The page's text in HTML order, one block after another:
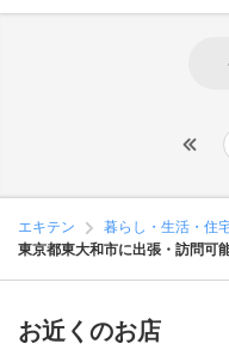
エキテン 暮らし・生活・住
東京都東大和市に出張・訪問可
お近くのお店